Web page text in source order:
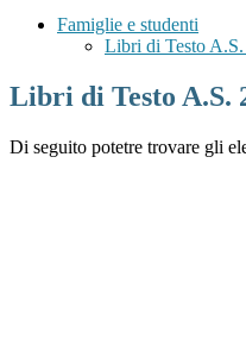
Famiglie e studenti
Libri di Testo
Libri di Testo A.S.
Di seguito potetre trovare gli